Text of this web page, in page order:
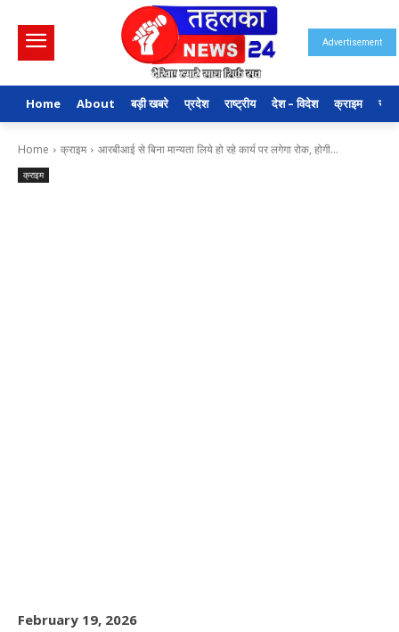
Advertisement
Home About बड़ी खबरे प्रदेश राष्ट्रीय देश – विदेश क्राइम
Home क्राइम आरबीआई से बिना मान्यता लिये हो रहे कार्य पर लगेगा रोक, होगी...
क्राइम
February 19, 2026